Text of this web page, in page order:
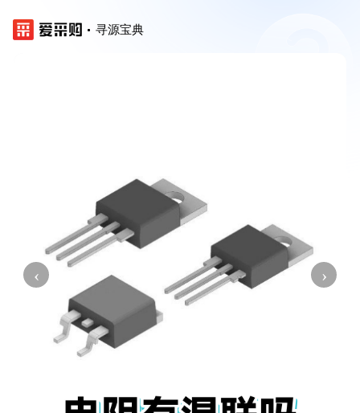
寻源宝典
‹ ›